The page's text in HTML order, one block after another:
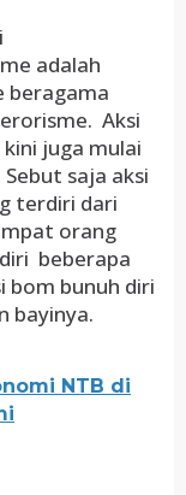
adalah
beragama
Aksi
juga mulai
saja aksi
terdiri dari
orang
beberapa
bom bunuh diri
bayinya.
NTB di